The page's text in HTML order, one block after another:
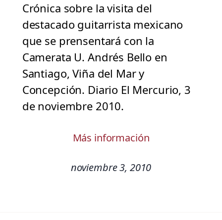
Crónica sobre la visita del
destacado guitarrista mexicano
que se prensentará con la
Camerata U. Andrés Bello en
Santiago, Viña del Mar y
Concepción. Diario El Mercurio, 3
de noviembre 2010.
Más información
noviembre 3, 2010